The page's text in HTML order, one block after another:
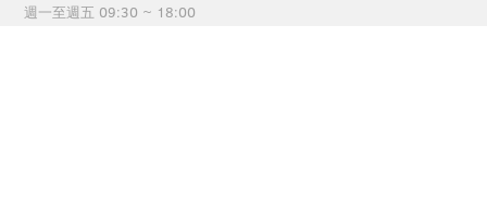
週一至週五 09:30 ~ 18:00